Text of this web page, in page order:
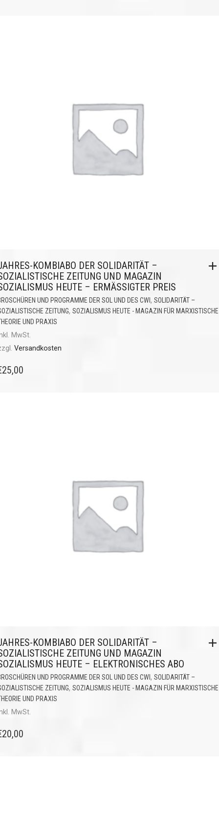
KOMBIABO DER SOLIDARITÄT –
ZEITUNG UND MAGAZIN
HEUTE – ERMÄSSIGTER PREIS
UND PROGRAMME DER SOL UND DES CWI, SOLIDARITÄT –
ZEITUNG, SOZIALISMUS HEUTE - MAGAZIN FÜR MARXISTISCHE
UND PRAXIS
MwSt.
Versandkosten
25,00
KOMBIABO DER SOLIDARITÄT –
ZEITUNG UND MAGAZIN
HEUTE – ELEKTRONISCHES ABO
UND PROGRAMME DER SOL UND DES CWI, SOLIDARITÄT –
ZEITUNG, SOZIALISMUS HEUTE - MAGAZIN FÜR MARXISTISCHE
UND PRAXIS
MwSt.
20,00